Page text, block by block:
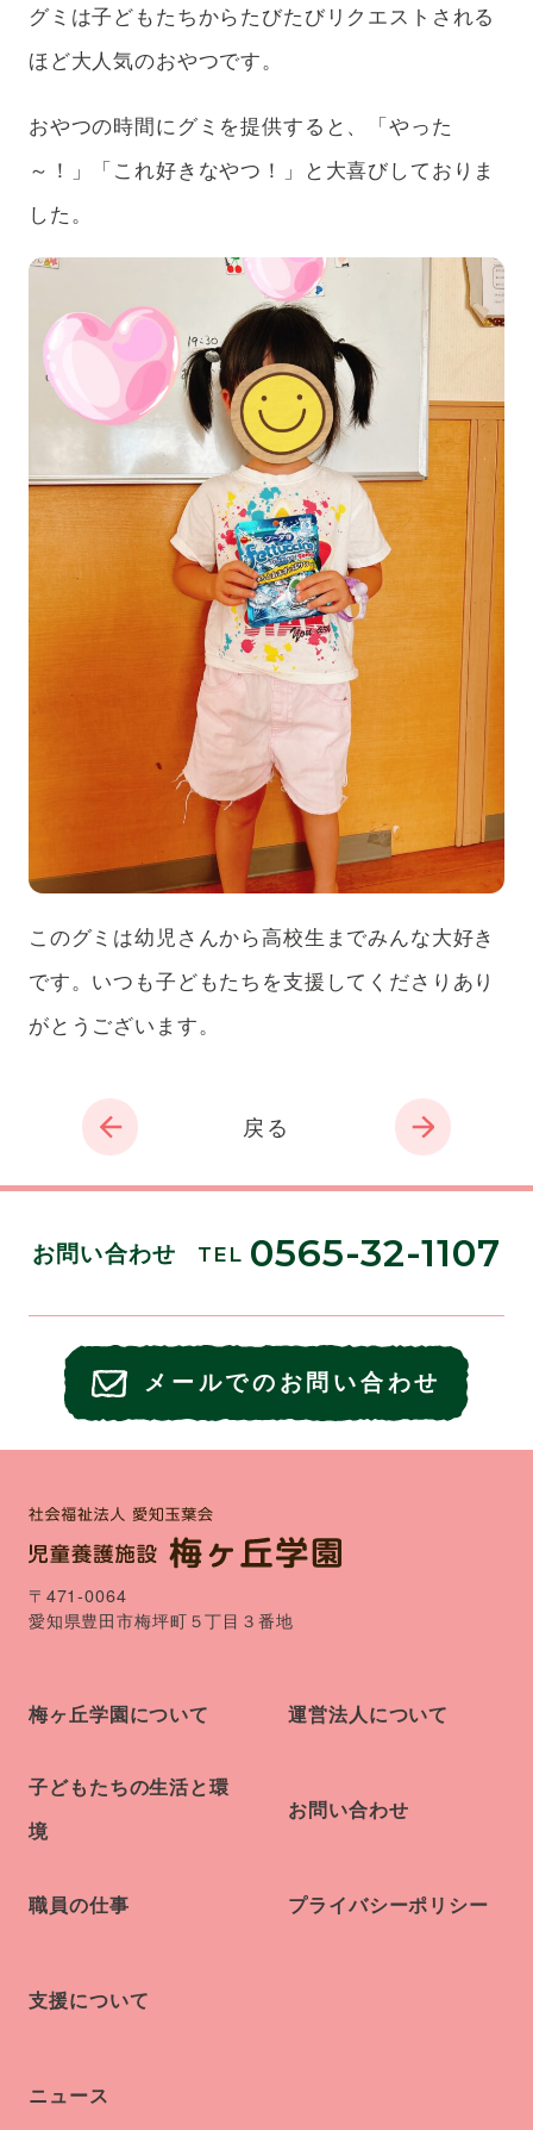
グミは子どもたちからたびたびリクエストされる
ほど大人気のおやつです。
おやつの時間にグミを提供すると、「やった
～！」「これ好きなやつ！」と大喜びしておりま
した。
このグミは幼児さんから高校生までみんな大好き
です。いつも子どもたちを支援してくださりあり
がとうございます。
戻る
お問い合わせ TEL 0565-32-1107
メールでのお問い合わせ
〒471-0064
愛知県豊田市梅坪町５丁目３番地
梅ヶ丘学園について
子どもたちの生活と環
境
職員の仕事
支援について
ニュース
運営法人について
お問い合わせ
プライバシーポリシー